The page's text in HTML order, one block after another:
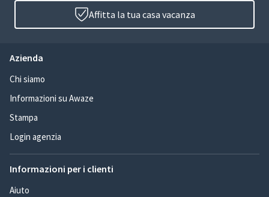
Affitta la tua casa vacanza
Azienda
Chi siamo
Informazioni su Awaze
Stampa
Login agenzia
Informazioni per i clienti
Aiuto